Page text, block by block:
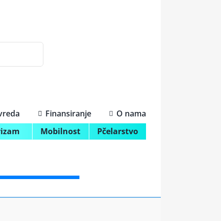
Mobilnost Pčelarstvo
Finansiranje O nama